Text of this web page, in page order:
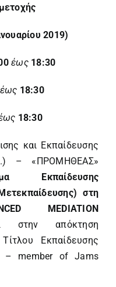
2019)
έως 18:30
έως 18:30
18:30
και Εκπαίδευσης
– «ΠΡΟΜΗΘΕΑΣ»
Εκπαίδευσης
στη
MEDIATION
στην απόκτηση
Εκπαίδευσης
– member of Jams